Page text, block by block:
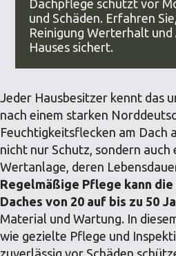
Dachpflege schützt vor
und Schäden. Erfahren
Reinigung Werterhalt
Hauses sichert.
Jeder Hausbesitzer kennt das
nach einem starken
Feuchtigkeitsflecken am Dach
nicht nur Schutz, sondern auch
Wertanlage, deren
Regelmäßige Pflege kann
Daches von 20 auf bis zu 50
Material und Wartung. In
wie gezielte Pflege und
zuverlässig vor Schäden